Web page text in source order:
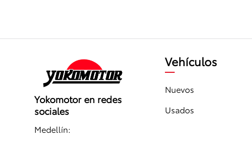
Yokomotor en redes
sociales
Medellín:
Vehículos
Nuevos
Usados